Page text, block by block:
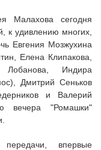
Малахова сегодня
к удивлению многих,
Евгения Мозжухина
Елена Клипакова,
Лобанова, Индира
Дмитрий Сеньков
и Валерий
вечера "Ромашки"
впервые